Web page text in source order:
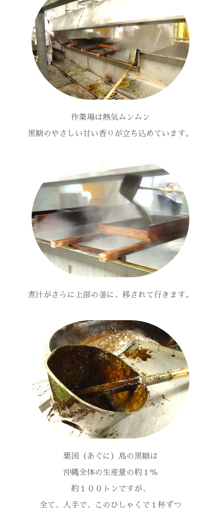
作業場は熱気ムンムン
黒糖のやさしい甘い香りが立ち込めています。
煮汁がさらに上部の釜に、移されて行きます。
粟国（あぐに）島の黒糖は
沖縄全体の生産量の約１％
約１００トンですが、
全て、人手で、このひしゃくで１杯ずつ